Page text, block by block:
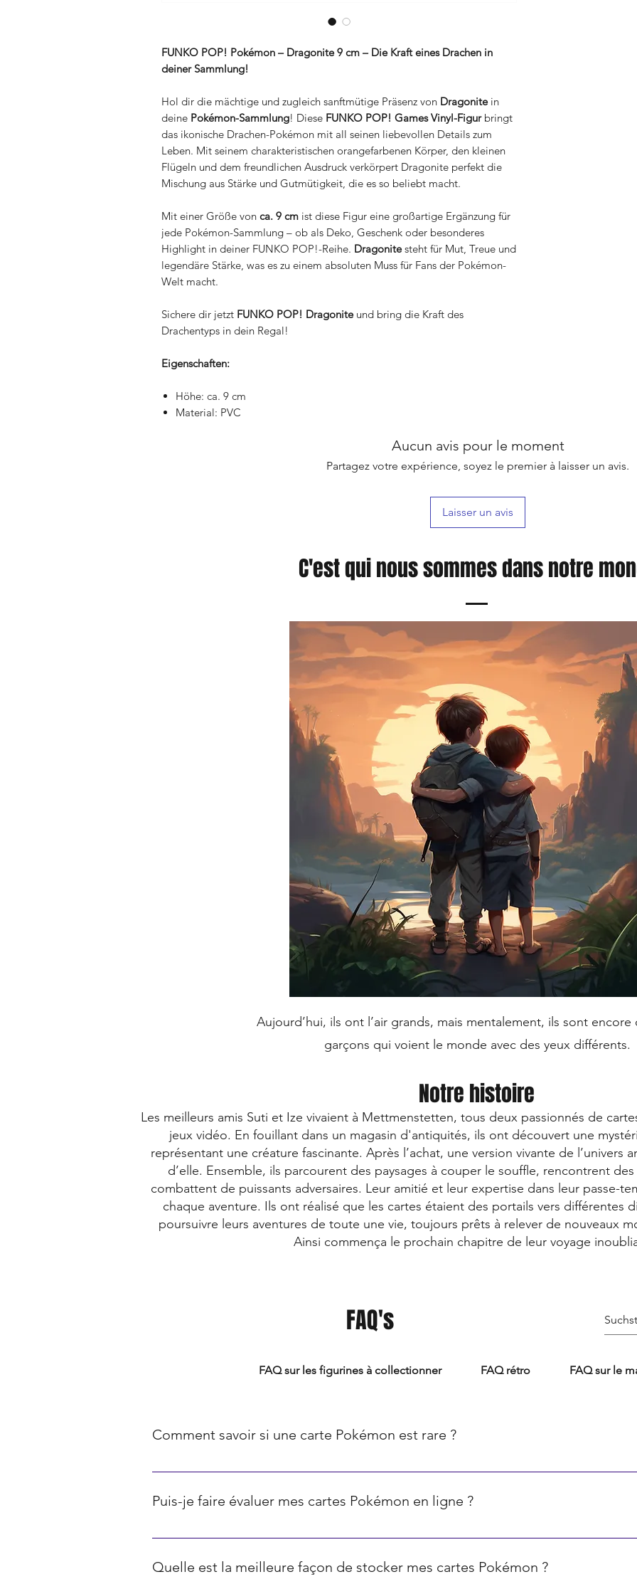
FUNKO POP! Pokémon – Dragonite 9 cm – Die Kraft eines Drachen in
deiner Sammlung!
Hol dir die mächtige und zugleich sanftmütige Präsenz von Dragonitein
deine Pokémon-Sammlung! Diese FUNKO POP! Games Vinyl-Figurbringt
das ikonische Drachen-Pokémon mit all seinen liebevollen Details zum
Leben. Mit seinem charakteristischen orangefarbenen Körper, den kleinen
Flügeln und dem freundlichen Ausdruck verkörpert Dragonite perfekt die
Mischung aus Stärke und Gutmütigkeit, die es so beliebt macht.
Mit einer Größe von ca. 9 cm ist diese Figur eine großartige Ergänzung für
jede Pokémon-Sammlung – ob als Deko, Geschenk oder besonderes
Highlight in deiner FUNKO POP!-Reihe. Dragonitesteht für Mut, Treue und
legendäre Stärke, was es zu einem absoluten Muss für Fans der Pokémon-
Welt macht.
Sichere dir jetzt FUNKO POP! Dragoniteund bring die Kraft des
Drachentyps in dein Regal!
Eigenschaften:
Höhe: ca. 9 cm
Material: PVC
Aucun avis pour le moment
Partagez votre expérience, soyez le premier à laisser un avis.
Laisser un avis
C'est qui nous sommes dans notre
Aujourd’hui, ils ont l’air grands, mais mentalement, ils sont
garçons qui voient le monde avec des yeux différents.
Notre histoire
Les meilleurs amis Suti et Ize vivaient à Mettmenstetten, tous deux passionnés de
jeux vidéo. En fouillant dans un magasin d'antiquités, ils ont découvert une
représentant une créature fascinante. Après l’achat, une version vivante de l’univers
d’elle. Ensemble, ils parcourent des paysages à couper le souffle, rencontrent
combattent de puissants adversaires. Leur amitié et leur expertise dans leur passe-
chaque aventure. Ils ont réalisé que les cartes étaient des portails vers différentes
poursuivre leurs aventures de toute une vie, toujours prêts à relever de nouveaux
Ainsi commença le prochain chapitre de leur voyage
FAQ's
FAQ sur les figurines à collectionner FAQ rétro FAQ sur le
Comment savoir si une carte Pokémon est rare ?
La rareté des cartes Pokémon est souvent indiquée par une icône dans le coin inférieur droit.
représentent les cartes ultra-rares.
Puis-je faire évaluer mes cartes Pokémon en ligne ?
Oui, il existe diverses plateformes et outils en ligne qui peuvent vous aider à déterminer la
Quelle est la meilleure façon de stocker mes cartes Pokémon ?